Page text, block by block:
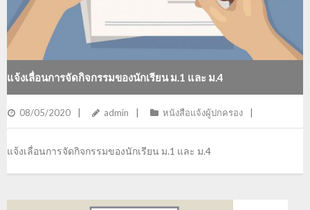
แจ้งเลื่อนการจัดกิจกรรมของนักเรียน ม.1 และ ม.4
08/05/2020 admin หนังสือแจ้งผู้ปกครอง
แจ้งเลื่อนการจัดกิจกรรมของนักเรียน ม.1 และ ม.4